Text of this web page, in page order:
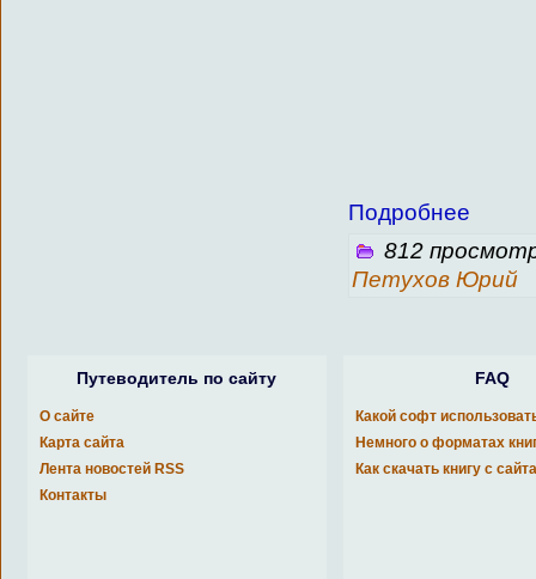
Подробнее
812
Петухов Юрий
Путеводитель по сайту
О сайте
Карта сайта
Лента новостей RSS
Контакты
FAQ
Какой софт
Немного о форматах
Как скачать книгу с